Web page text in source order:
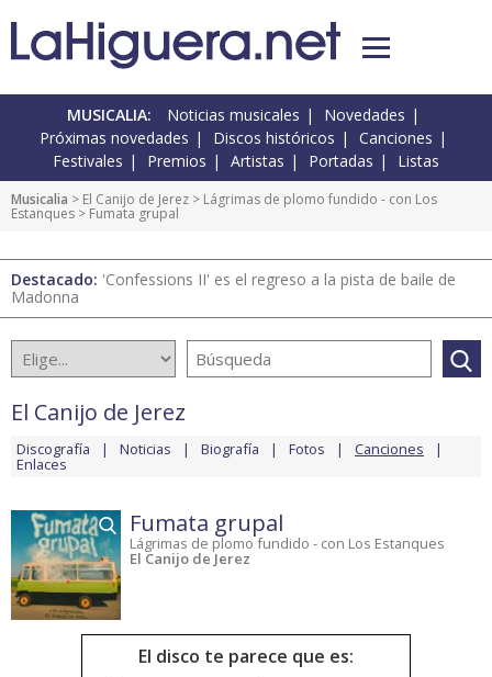
MUSICALIA: Noticias musicales
Novedades
Próximas novedades
Discos históricos
Canciones
Festivales
Premios Artistas Portadas Listas
Musicalia > El Canijo de Jerez > Lágrimas de plomo fundido - con Los
Estanques > Fumata grupal
Destacado: 'Confessions II' es el regreso a la pista de baile de
Madonna
El Canijo de Jerez
Discografía Noticias Biografía Fotos Canciones
Enlaces
Fumata grupal
Lágrimas de plomo fundido - con Los Estanques
El Canijo de Jerez
El disco te parece que es: